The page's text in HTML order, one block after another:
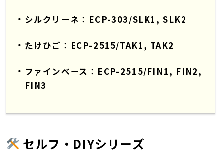
シルクリーネ：ECP-303/SLK1, SLK2
たけひご：ECP-2515/TAK1, TAK2
ファインベース：ECP-2515/FIN1, FIN2,
FIN3
セルフ・DIYシリーズ